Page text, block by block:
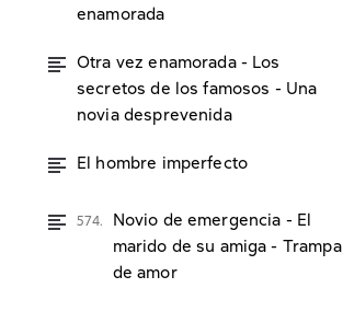
enamorada
Otra vez enamorada - Los
secretos de los famosos - Una
novia desprevenida
El hombre imperfecto
574.
Novio de emergencia - El
marido de su amiga - Trampa
de amor